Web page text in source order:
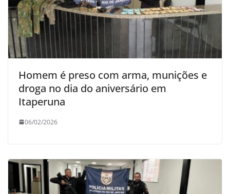
Homem é preso com arma, munições e
droga no dia do aniversário em
Itaperuna
06/02/2026